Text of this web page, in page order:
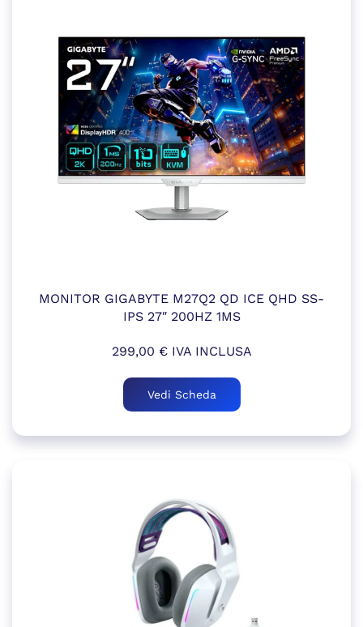
MONITOR GIGABYTE M27Q2 QD ICE QHD SS-
IPS 27″ 200HZ 1MS
299,00 €IVA INCLUSA
Vedi Scheda